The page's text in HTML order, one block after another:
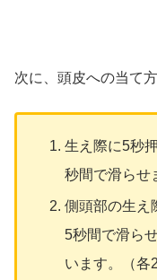
次に、頭皮への当て
生え際に5秒
秒間で滑らせ
側頭部の生え
5秒間で滑ら
います。（各